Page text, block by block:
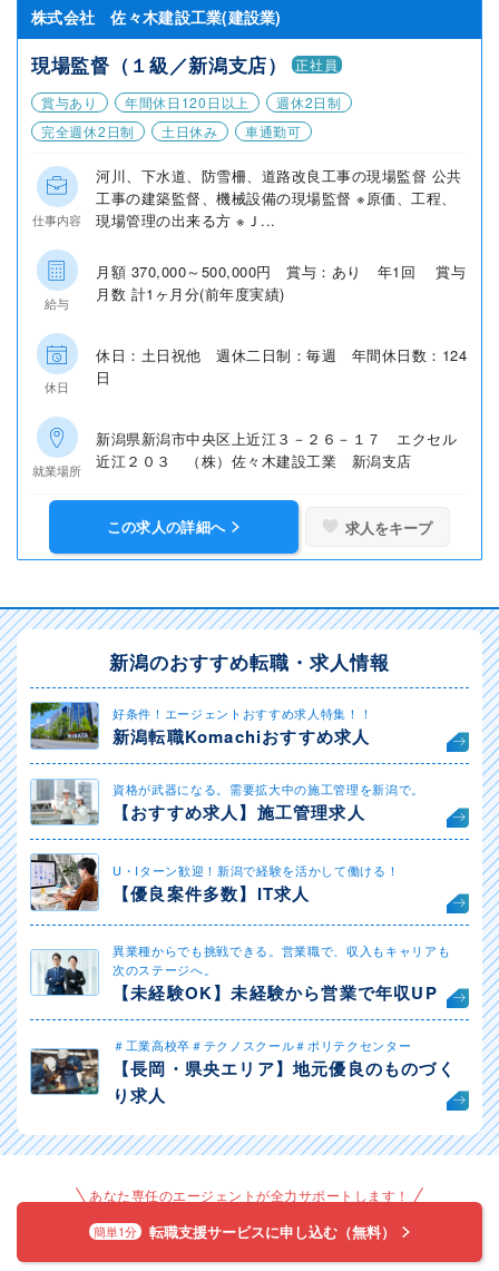
株式会社 佐々木建設工業(建設業)
現場監督（１級／新潟支店）
正社員
賞与あり
年間休日120日以上
週休2日制
完全週休2日制
土日休み 車通勤可
仕事内容
河川、下水道、防雪柵、道路改良工事の現場監督 公共
工事の建築監督、機械設備の現場監督 ※原価、工程、
現場管理の出来る方 ※Ｊ...
給与
月額 370,000～500,000円 賞与：あり 年1回 賞与
月数 計1ヶ月分(前年度実績)
休日
休日：土日祝他 週休二日制：毎週 年間休日数：124
日
就業場所
新潟県新潟市中央区上近江３－２６－１７ エクセル
近江２０３ （株）佐々木建設工業 新潟支店
この求人の詳細へ 求人をキープ
新潟のおすすめ転職・求人情報
好条件！エージェントおすすめ求人特集！！
新潟転職Komachiおすすめ求人
資格が武器になる。需要拡大中の施工管理を新潟で。
【おすすめ求人】施工管理求人
U・Iターン歓迎！新潟で経験を活かして働ける！
【優良案件多数】IT求人
異業種からでも挑戦できる。営業職で、収入もキャリアも
次のステージへ。
【未経験OK】未経験から営業で年収UP
＃工業高校卒＃テクノスクール＃ポリテクセンター
【長岡・県央エリア】地元優良のものづく
り求人
あなた専任のエージェントが全力サポートします！
簡単1分 転職支援サービスに申し込む（無料）